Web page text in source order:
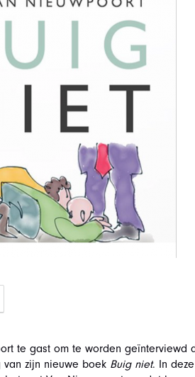
te gast om te worden geïnterviewd
zijn nieuwe boek Buig niet. In